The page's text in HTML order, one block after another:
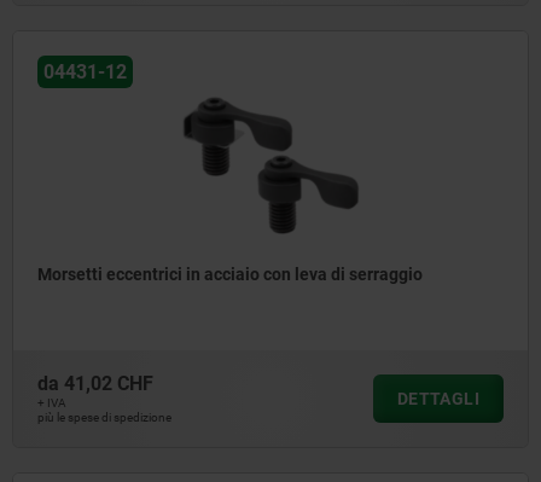
04431-12
Morsetti eccentrici in acciaio con leva di serraggio
da 41,02 CHF
+ IVA
più le spese di spedizione
DETTAGLI